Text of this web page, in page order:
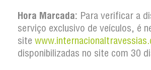
Hora Marcada: Para verificar a
serviço exclusivo de veículos, é
site
disponibilizadas no site com 30